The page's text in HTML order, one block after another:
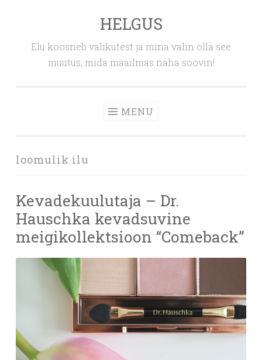
HELGUS
Elu koosneb valikutest ja mina valin olla see
muutus, mida maailmas näha soovin!
MENU
loomulik ilu
Kevadekuulutaja – Dr.
Hauschka kevadsuvine
meigikollektsioon “Comeback”